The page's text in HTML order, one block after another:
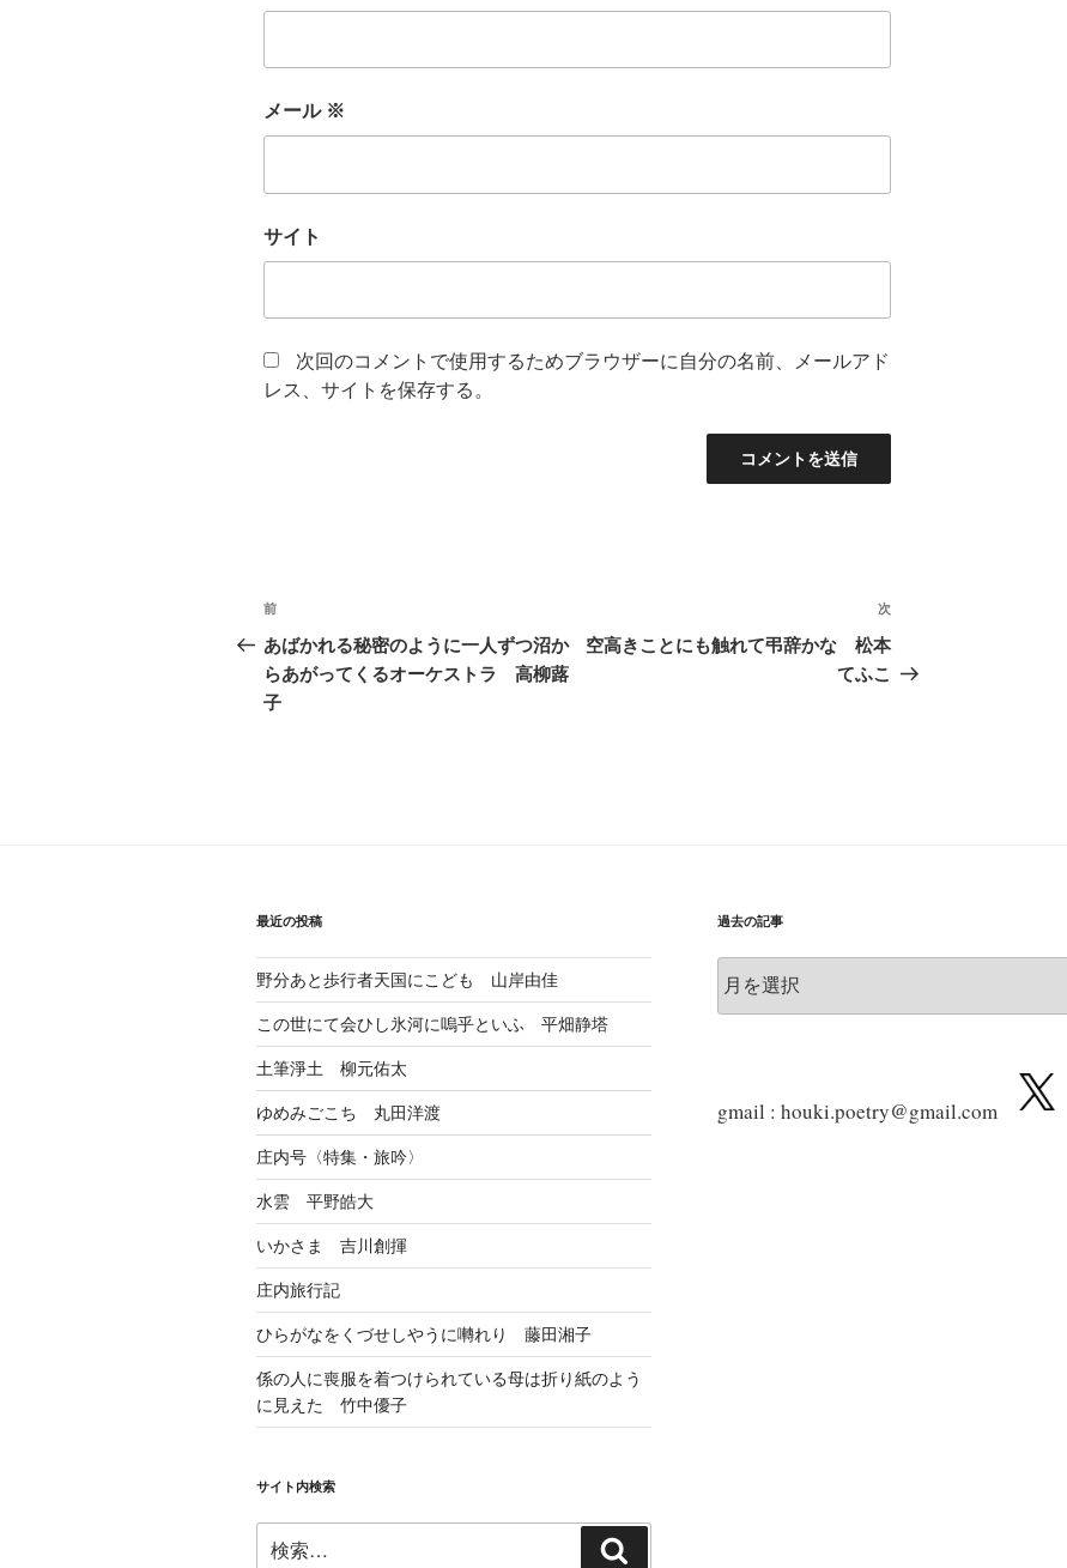
メール ※
サイト
次回のコメントで使用するためブラウザーに自分の名前、メールアド
レス、サイトを保存する。
投
稿
ナ
前
の
投
稿
前
あばかれる秘密のように一人ずつ沼か
らあがってくるオーケストラ 高柳蕗
子
次
の
投
次
空高きことにも触れて弔辞かな 松本
てふこ
最近の投稿
野分あと歩行者天国にこども 山岸由佳
この世にて会ひし氷河に嗚乎といふ 平畑静塔
土筆淨土 柳元佑太
ゆめみごこち 丸田洋渡
庄内号〈特集・旅吟〉
水雲 平野皓大
いかさま 吉川創揮
庄内旅行記
ひらがなをくづせしやうに囀れり 藤田湘子
係の人に喪服を着つけられている母は折り紙のよう
に見えた 竹中優子
サイト内検索
索:
過去の記事
去
gmail : houki.poetry@gmail.com